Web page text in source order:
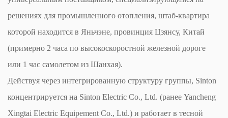
решениях для промышленного отопления, штаб-квартира
которой находится в Яньчэне, провинция Цзянсу, Китай
(примерно 2 часа по высокоскоростной железной дороге
или 1 час самолетом из Шанхая).
Действуя через интегрированную структуру группы, Sinton
концентрируется на Sinton Electric Co., Ltd. (ранее Yancheng
Xingtai Electric Equipement Co., Ltd.) и работает в тесной